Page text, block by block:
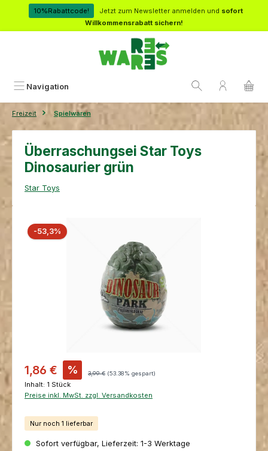
Zum Hauptinhalt springen
10%Rabattcode! Jetzt zum Newsletter anmelden und sofort
Willkommensrabatt sichern!
Navigation
Freizeit Spielwaren
Überraschungsei Star Toys
Dinosaurier grün
Star Toys
Bildergalerie überspringen
-53,3% Rabatt
Verkaufspreis:
1,86 € % Regulärer Preis:
3,99 € (53.38% gespart)
Inhalt: 1 Stück
Preise inkl. MwSt. zzgl. Versandkosten
Nur noch 1 lieferbar
Sofort verfügbar, Lieferzeit: 1-3 Werktage